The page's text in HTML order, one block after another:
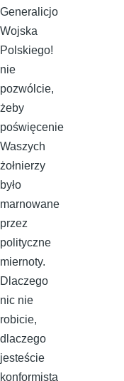
Generalicjo
Wojska
Polskiego!
nie
pozwólcie,
żeby
poświęcenie
Waszych
żołnierzy
było
marnowane
przez
polityczne
miernoty.
Dlaczego
nic nie
robicie,
dlaczego
jesteście
konformista